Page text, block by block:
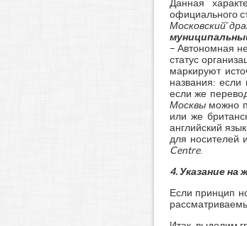
Данная
официального
Московский̆
– Автономная
статус
маркируют
названия:
если же
Москвы можно
или же
английский
для носителей
Centre.
4.Указание на
Если принцип